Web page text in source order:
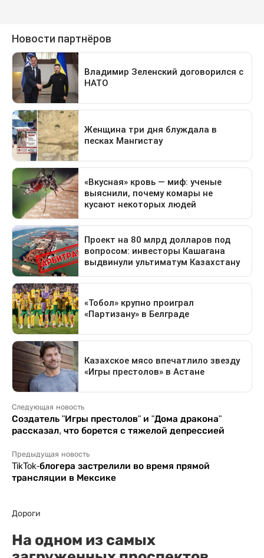
Следующая новость
Создатель "Игры престолов" и "Дома дракона"
рассказал, что борется с тяжелой депрессией
Предыдущая новость
TikTok-блогера застрелили во время прямой
трансляции в Мексике
Дороги
На одном из самых